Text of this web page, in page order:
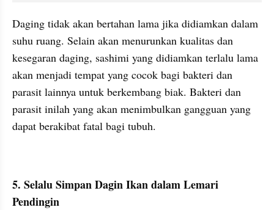
Daging tidak akan bertahan lama jika didiamkan dalam
suhu ruang. Selain akan menurunkan kualitas dan
kesegaran daging, sashimi yang didiamkan terlalu lama
akan menjadi tempat yang cocok bagi bakteri dan
parasit lainnya untuk berkembang biak. Bakteri dan
parasit inilah yang akan menimbulkan gangguan yang
dapat berakibat fatal bagi tubuh.
5. Selalu Simpan Dagin Ikan dalam Lemari
Pendingin